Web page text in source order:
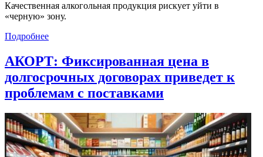
Качественная алкогольная продукция рискует уйти в
«черную» зону.
Подробнее
АКОРТ: Фиксированная цена в
долгосрочных договорах приведет к
проблемам с поставками